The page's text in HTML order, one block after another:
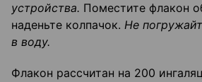
устройства. Поместите флакон
наденьте колпачок. Не
в воду.
Флакон рассчитан на 200